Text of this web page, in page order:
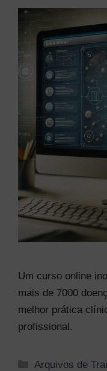
Um curso online
mais de 7000
melhor prática
profissional.
Categorias
Arquivos de